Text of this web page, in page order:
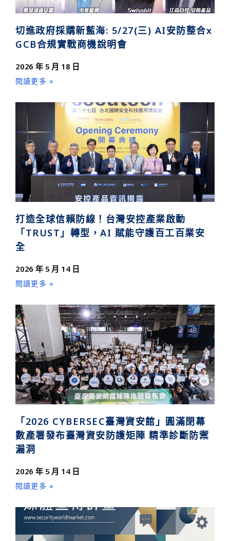
切進政府採購新藍海: 5/27(三) AI安防整合x
GCB合規實戰商機說明會
2026 年 5 月 18 日
閱讀更多 »
打造全球信賴防線！台灣安控產業啟動
「TRUST」轉型，AI 賦能守護百工百業安
全
2026 年 5 月 14 日
閱讀更多 »
「2026 CYBERSEC臺灣資安館」圓滿閉幕
數產署發布臺灣資安防護矩陣 精準診斷防禦
漏洞
2026 年 5 月 14 日
閱讀更多 »